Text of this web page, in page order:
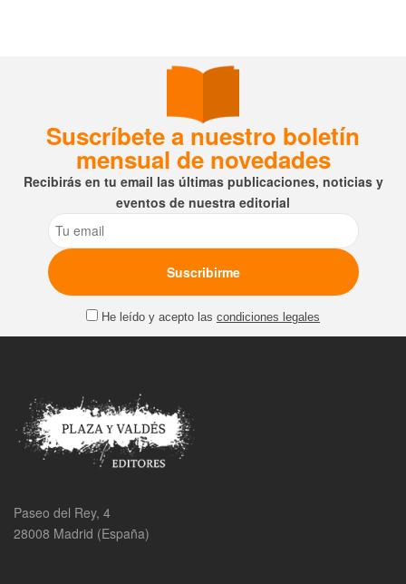
Suscríbete a nuestro boletín
mensual de novedades
Recibirás en tu email las últimas publicaciones, noticias y
eventos de nuestra editorial
Email
He leído y acepto las condiciones legales
Paseo del Rey, 4
28008 Madrid (España)